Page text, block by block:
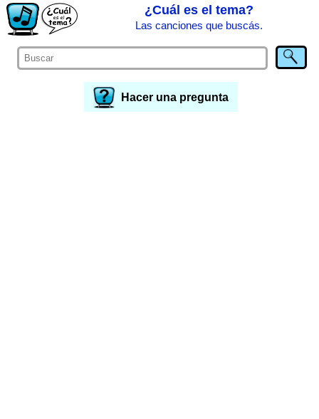
¿Cuál es el tema?
Las canciones que buscás.
Hacer una pregunta